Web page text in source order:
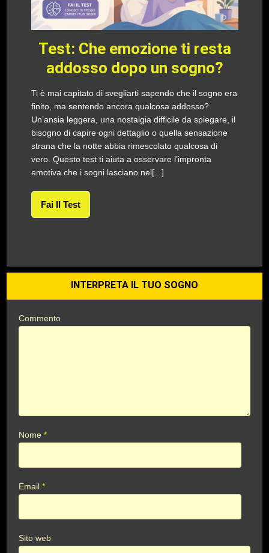
Test: Che emozione ti resta
addosso dopo un sogno?
Ti è mai capitato di svegliarti sapendo che il sogno era
finito, ma sentendo ancora qualcosa addosso?
Un’ansia leggera, una nostalgia difficile da spiegare, il
bisogno di capire ogni dettaglio o quella sensazione
strana che la notte abbia rimescolato qualcosa di
vero. Questo test ti aiuta a osservare l’impronta
emotiva che i sogni lasciano nel[...]
Fai Il Test
INTERPRETA IL TUO SOGNO
Commento
Nome*
Email*
Sito web